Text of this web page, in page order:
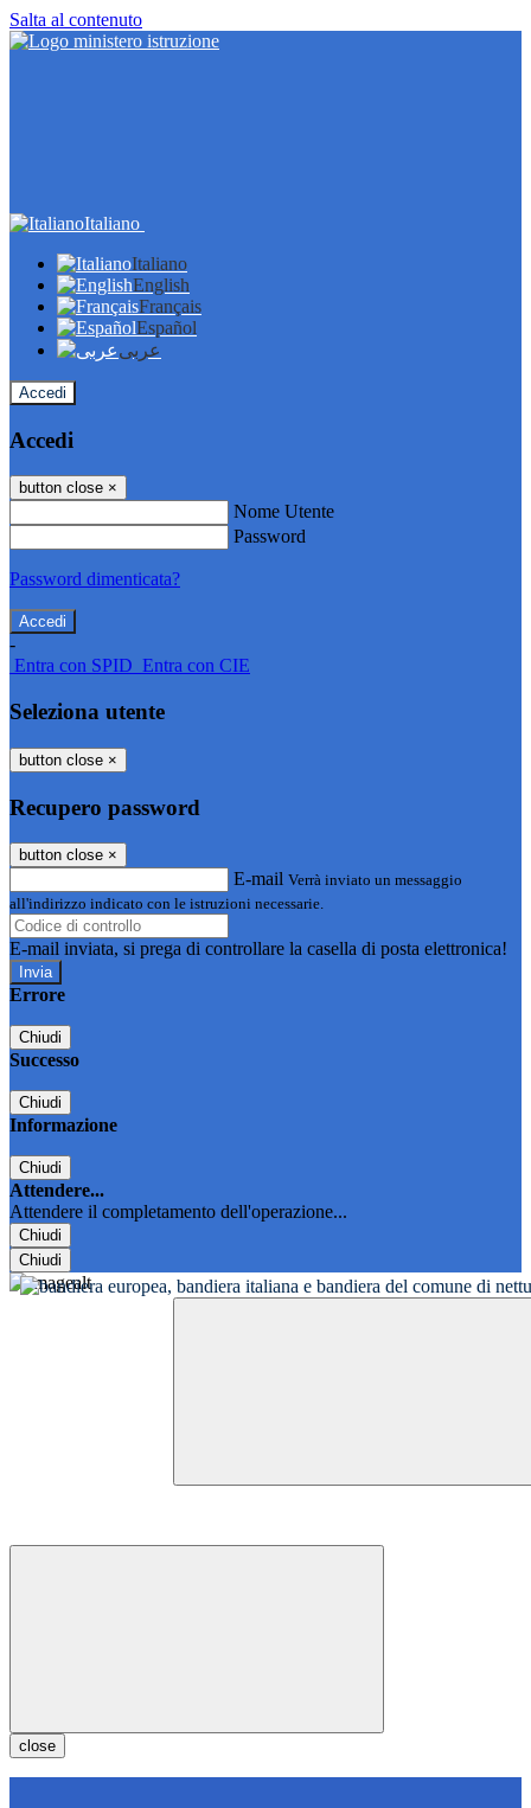
Salta al contenuto
Italiano
Italiano
English
Français
Español
عربى
Accedi
Accedi
button close ×
Nome Utente
Password
Password dimenticata?
-
Entra con SPID Entra con CIE
Seleziona utente
button close ×
Recupero password
button close ×
E-mail Verrà inviato un messaggio
all'indirizzo indicato con le istruzioni necessarie.
E-mail inviata, si prega di controllare la casella di posta elettronica!
Errore
Chiudi
Successo
Chiudi
Informazione
Chiudi
Attendere...
Attendere il completamento dell'operazione...
Chiudi
Chiudi
close